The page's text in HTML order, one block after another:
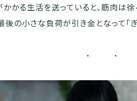
かる生活を送っていると、筋肉は
後の小さな負荷が引き金となって「ぎ